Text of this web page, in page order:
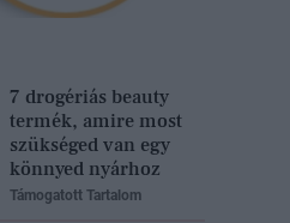
7 drogériás beauty
termék, amire most
szükséged van egy
könnyed nyárhoz
Támogatott Tartalom